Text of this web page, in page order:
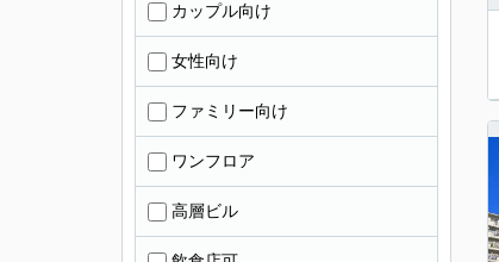
カップル向け
女性向け
ファミリー向け
ワンフロア
高層ビル